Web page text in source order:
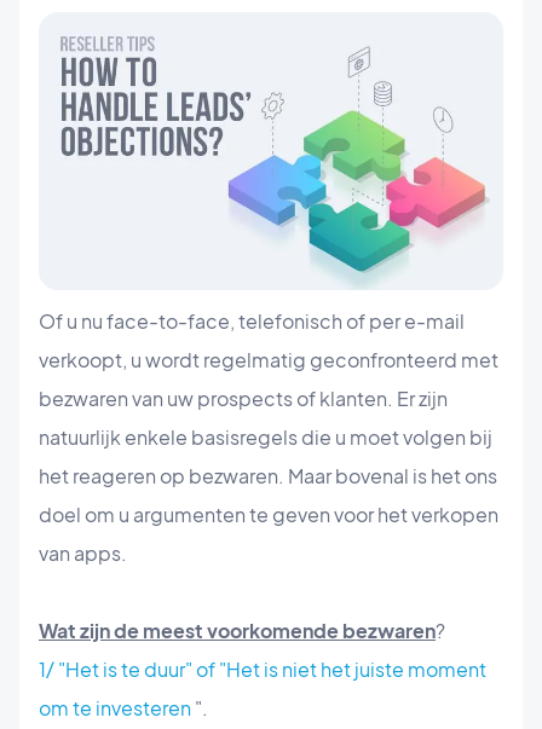
Of u nu face-to-face, telefonisch of per e-mail
verkoopt, u wordt regelmatig geconfronteerd met
bezwaren van uw prospects of klanten. Er zijn
natuurlijk enkele basisregels die u moet volgen bij
het reageren op bezwaren. Maar bovenal is het ons
doel om u argumenten te geven voor het verkopen
van apps.
Wat zijn de meest voorkomende bezwaren?
1/ "Het is te duur" of "Het is niet het juiste moment
om te investeren".